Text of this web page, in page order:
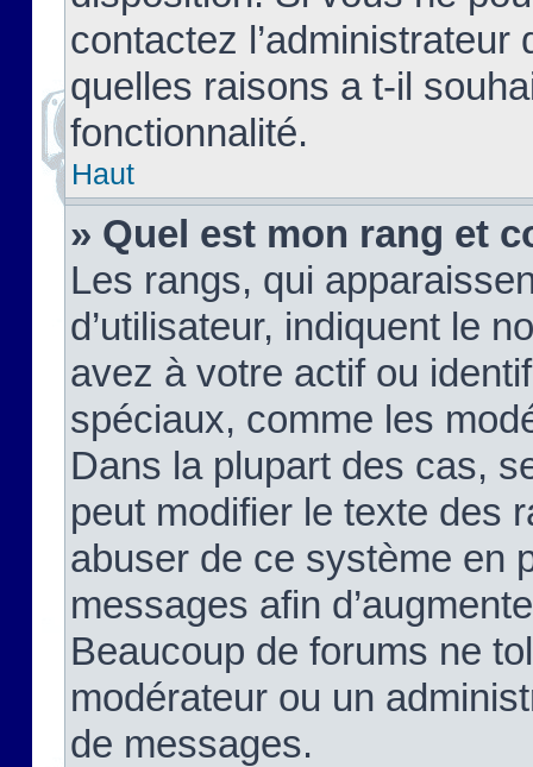
contactez
quelles raisons a t-il
fonctionnalité.
Haut
» Quel est mon rang et
Les rangs, qui
d’utilisateur, indiquent le
avez à votre actif ou
spéciaux, comme les
Dans la plupart des cas,
peut modifier le texte des
abuser de ce système en
messages afin
Beaucoup de forums ne
modérateur ou un
de messages.